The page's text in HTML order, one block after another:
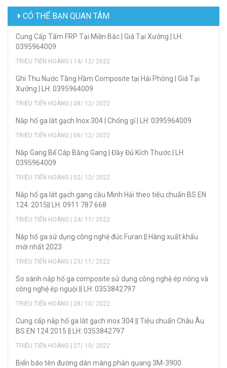
CÓ THỂ BẠN QUAN TÂM
Cung Cấp Tấm FRP Tại Miền Bắc | Giá Tại Xưởng | LH:
0395964009
TRIỆU TIẾN HOÀNG | 14/ 12/ 2022
Ghi Thu Nước Tầng Hầm Composite tại Hải Phòng | Giá Tại
Xưởng | LH: 0395964009
TRIỆU TIẾN HOÀNG | 08/ 12/ 2022
Nắp hố ga lát gạch Inox 304 | Chống gỉ | LH: 0395964009
TRIỆU TIẾN HOÀNG | 06/ 12/ 2022
Nắp Gang Bể Cáp Bằng Gang | Đầy Đủ Kích Thước | LH:
0395964009
TRIỆU TIẾN HOÀNG | 02/ 12/ 2022
Nắp hố ga lát gạch gang cầu Minh Hải theo tiêu chuẩn BS EN
124: 2015|| LH: 0911 787 668
TRIỆU TIẾN HOÀNG | 24/ 11/ 2022
Nắp hố ga sử dụng công nghệ đúc Furan || Hàng xuất khẩu
mới nhất 2023
TRIỆU TIẾN HOÀNG | 23/ 11/ 2022
So sánh nắp hố ga composite sử dụng công nghệ ép nóng và
công nghệ ép nguội || LH: 0353842797
TRIỆU TIẾN HOÀNG | 28/ 10/ 2022
Cung cấp nắp hố ga lát gạch inox 304 || Tiêu chuẩn Châu Âu
BS EN 124:2015 || LH: 0353842797
TRIỆU TIẾN HOÀNG | 27/ 10/ 2022
Biển báo tên đường dán màng phản quang 3M-3900